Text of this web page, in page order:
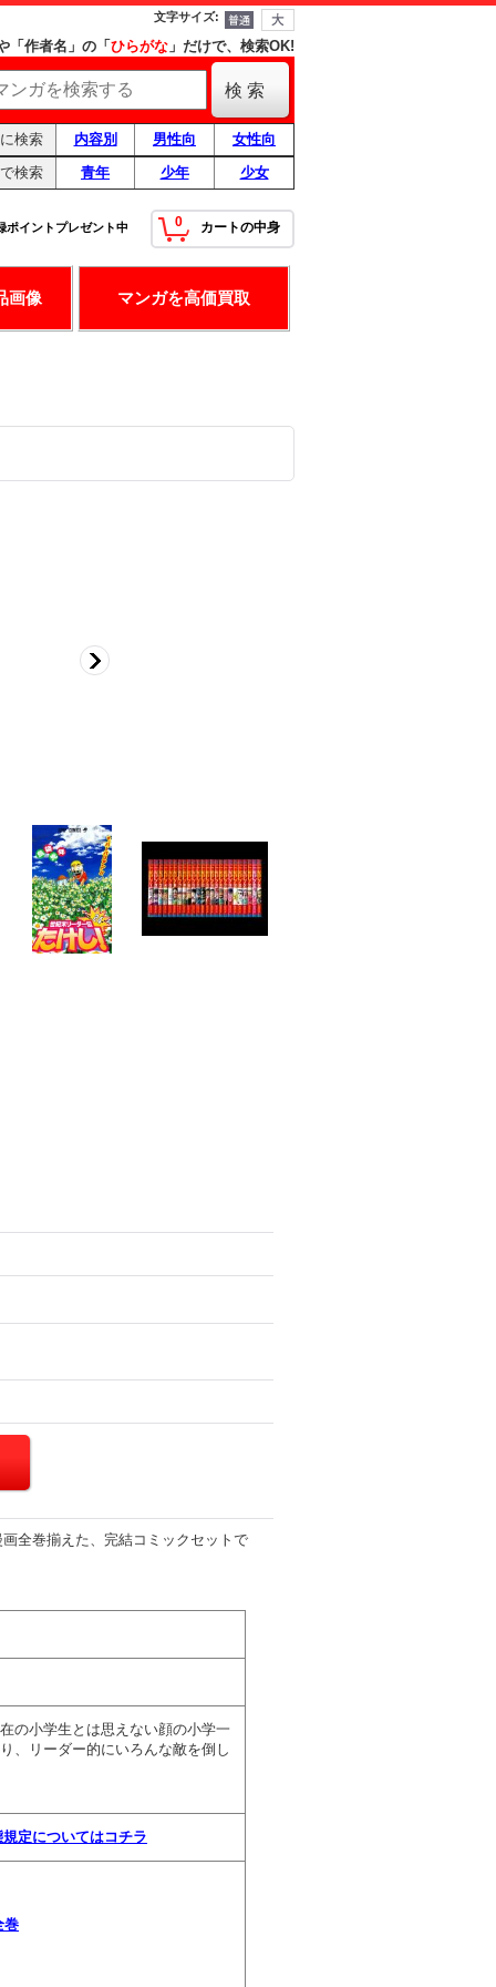
文字サイズ:
「作者名」の「 ひらがな 」だけで、検索OK!
検索 内容別 男性向
女性向
検索
青年 少年 少女
0 カートの中身
ポイントプレゼント中
画像 マンガを高価買取
全巻揃えた、完結コミックセットで
の小学生とは思えない顔の小学一
、リーダー的にいろんな敵を倒し
定についてはコチラ
巻